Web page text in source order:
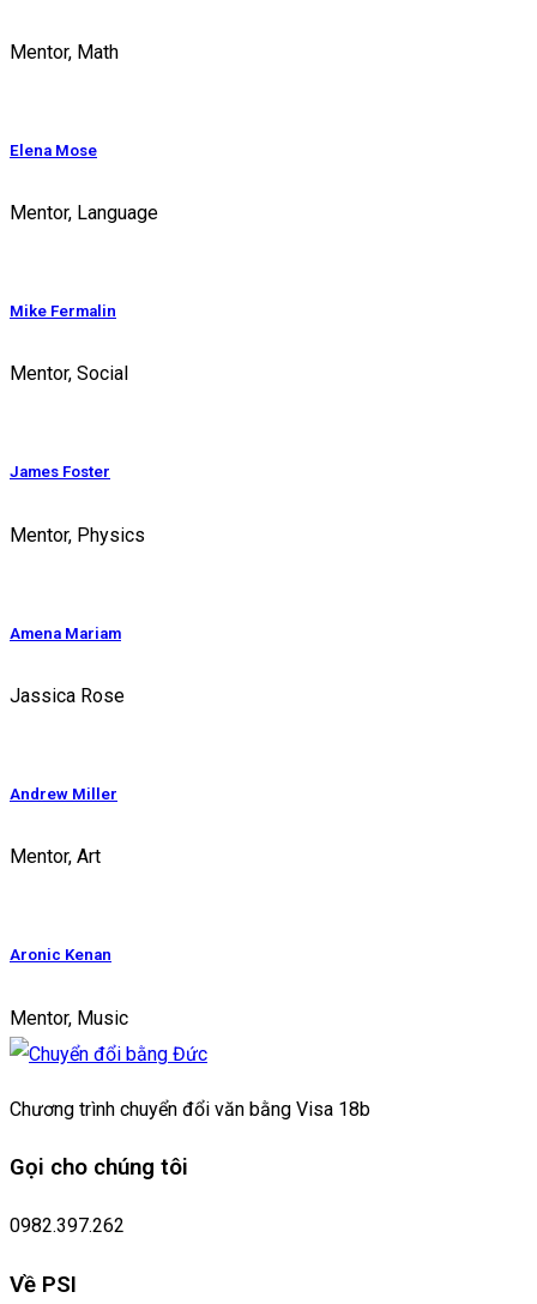
Mentor, Math
Elena Mose
Mentor, Language
Mike Fermalin
Mentor, Social
James Foster
Mentor, Physics
Amena Mariam
Jassica Rose
Andrew Miller
Mentor, Art
Aronic Kenan
Mentor, Music
Chương trình chuyển đổi văn bằng Visa 18b
Gọi cho chúng tôi
0982.397.262
Về PSI